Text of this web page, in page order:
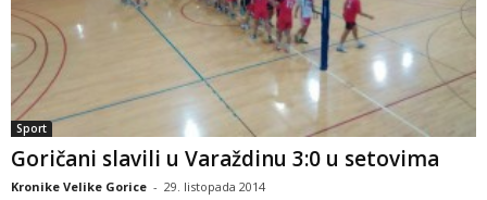
Sport
Goričani slavili u Varaždinu 3:0 u setovima
Kronike Velike Gorice - 29. listopada 2014